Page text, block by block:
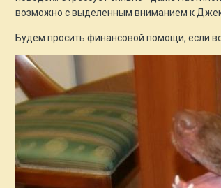
возможно с выделенным вниманием к
Будем просить финансовой помощи, если